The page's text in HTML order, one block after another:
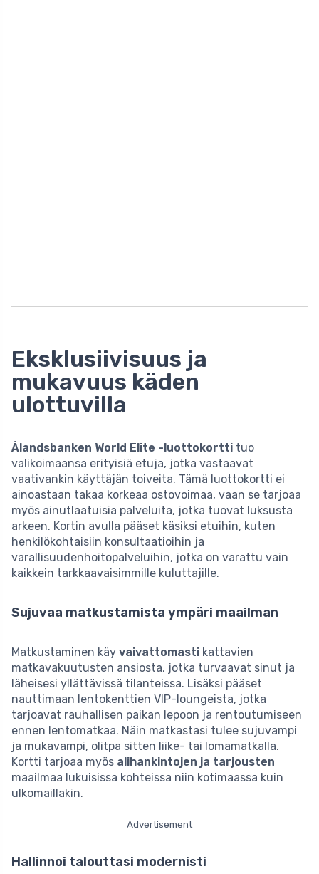
Eksklusiivisuus ja
mukavuus käden
ulottuvilla
Ålandsbanken World Elite -luottokortti tuo
valikoimaansa erityisiä etuja, jotka vastaavat
vaativankin käyttäjän toiveita. Tämä luottokortti ei
ainoastaan takaa korkeaa ostovoimaa, vaan se tarjoaa
myös ainutlaatuisia palveluita, jotka tuovat luksusta
arkeen. Kortin avulla pääset käsiksi etuihin, kuten
henkilökohtaisiin konsultaatioihin ja
varallisuudenhoitopalveluihin, jotka on varattu vain
kaikkein tarkkaavaisimmille kuluttajille.
Sujuvaa matkustamista ympäri maailman
Matkustaminen käy vaivattomasti kattavien
matkavakuutusten ansiosta, jotka turvaavat sinut ja
läheisesi yllättävissä tilanteissa. Lisäksi pääset
nauttimaan lentokenttien VIP-loungeista, jotka
tarjoavat rauhallisen paikan lepoon ja rentoutumiseen
ennen lentomatkaa. Näin matkastasi tulee sujuvampi
ja mukavampi, olitpa sitten liike- tai lomamatkalla.
Kortti tarjoaa myös alihankintojen ja tarjousten
maailmaa lukuisissa kohteissa niin kotimaassa kuin
ulkomaillakin.
Advertisement
Hallinnoi talouttasi modernisti